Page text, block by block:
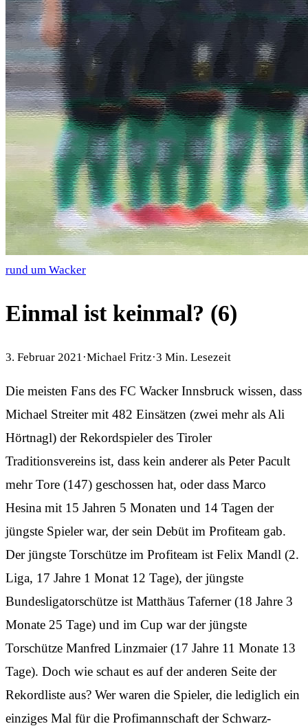
rund um Wacker
Einmal ist keinmal? (6)
3. Februar 2021 ·Michael Fritz·3 Min. Lesezeit
Die meisten Fans des FC Wacker Innsbruck wissen, dass
Michael Streiter mit 482 Einsätzen (zwei mehr als Ali
Hörtnagl) der Rekordspieler des Tiroler
Traditionsvereins ist, dass kein anderer als Peter Pacult
mehr Tore (147) geschossen hat, oder dass Marco
Hesina mit 15 Jahren 5 Monaten und 14 Tagen der
jüngste Spieler war, der sein Debüt im Profiteam gab.
Der jüngste Torschütze im Profiteam ist Felix Mandl (2.
Liga, 17 Jahre 1 Monat 12 Tage), der jüngste
Bundesligatorschütze ist Matthäus Taferner (18 Jahre 3
Monate 25 Tage) und im Cup war der jüngste
Torschütze Manfred Linzmaier (17 Jahre 11 Monate 13
Tage). Doch wie schaut es auf der anderen Seite der
Rekordliste aus? Wer waren die Spieler, die lediglich ein
einziges Mal für die Profimannschaft der Schwarz-